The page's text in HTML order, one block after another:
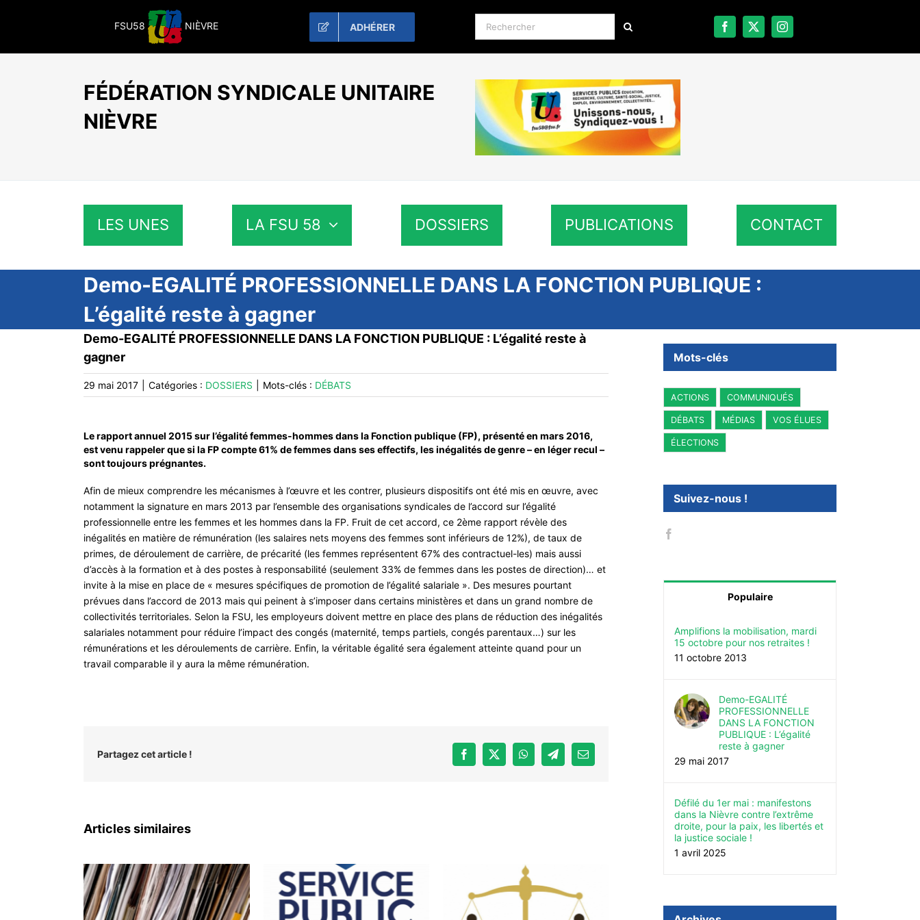
FSU58 NIÈVRE ADHÉRER Rechercher:
FÉDÉRATION SYNDICALE UNITAIRE
NIÈVRE
LES UNES LA FSU 58 DOSSIERS PUBLICATIONS CONTACT
Demo-EGALITÉ PROFESSIONNELLE DANS LA FONCTION PUBLIQUE :
L’égalité reste à gagner
Demo-EGALITÉ PROFESSIONNELLE DANS LA FONCTION PUBLIQUE : L’égalité reste à
gagner
29 mai 2017 Catégories : DOSSIERS Mots-clés : DÉBATS
Le rapport annuel 2015 sur l’égalité femmes-hommes dans la Fonction publique (FP), présenté en mars 2016,
est venu rappeler que si la FP compte 61% de femmes dans ses effectifs, les inégalités de genre – en léger recul –
sont toujours prégnantes.
Afin de mieux comprendre les mécanismes à l’œuvre et les contrer, plusieurs dispositifs ont été mis en œuvre, avec
notamment la signature en mars 2013 par l’ensemble des organisations syndicales de l’accord sur l’égalité
professionnelle entre les femmes et les hommes dans la FP. Fruit de cet accord, ce 2ème rapport révèle des
inégalités en matière de rémunération (les salaires nets moyens des femmes sont inférieurs de 12%), de taux de
primes, de déroulement de carrière, de précarité (les femmes représentent 67% des contractuel-les) mais aussi
d’accès à la formation et à des postes à responsabilité (seulement 33% de femmes dans les postes de direction)… et
invite à la mise en place de « mesures spécifiques de promotion de l’égalité salariale ». Des mesures pourtant
prévues dans l’accord de 2013 mais qui peinent à s’imposer dans certains ministères et dans un grand nombre de
collectivités territoriales. Selon la FSU, les employeurs doivent mettre en place des plans de réduction des inégalités
salariales notamment pour réduire l’impact des congés (maternité, temps partiels, congés parentaux…) sur les
rémunérations et les déroulements de carrière. Enfin, la véritable égalité sera également atteinte quand pour un
travail comparable il y aura la même rémunération.
Partagez cet article ! Facebook
X WhatsAppTelegramEmail
Articles similaires
Mots-clés
ACTIONS COMMUNIQUÉS
DÉBATS MÉDIAS VOS ÉLUES
ÉLECTIONS
Suivez-nous !
Populaire
Amplifions la mobilisation, mardi
15 octobre pour nos retraites !
11 octobre 2013
Demo-EGALITÉ
PROFESSIONNELLE
DANS LA FONCTION
PUBLIQUE : L’égalité
reste à gagner
29 mai 2017
Défilé du 1er mai : manifestons
dans la Nièvre contre l’extrême
droite, pour la paix, les libertés et
la justice sociale !
1 avril 2025